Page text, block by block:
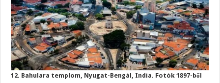
12. Bahulara templom, Nyugat-Bengál, India. Fotók 1897-ből